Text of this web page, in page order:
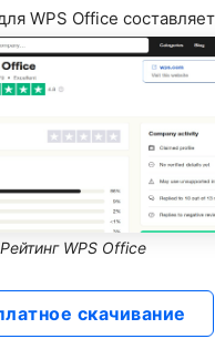
WPS Office
Рейтинг WPS Office
скачивание